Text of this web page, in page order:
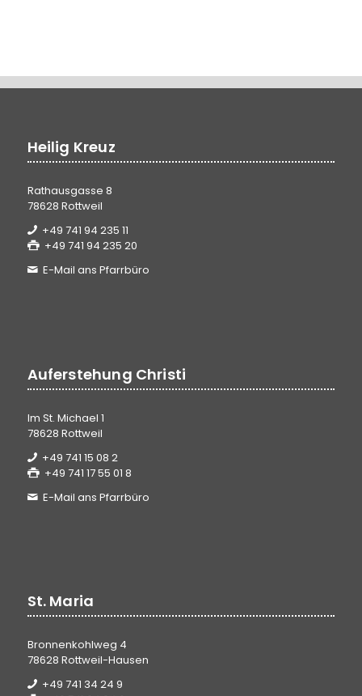
Heilig Kreuz
Rathausgasse 8
78628 Rottweil
+49 741 94 235 11
+49 741 94 235 20
E-Mail ans Pfarrbüro
Auferstehung Christi
Im St. Michael 1
78628 Rottweil
+49 741 15 08 2
+49 741 17 55 01 8
E-Mail ans Pfarrbüro
St. Maria
Bronnenkohlweg 4
78628 Rottweil-Hausen
+49 741 34 24 9